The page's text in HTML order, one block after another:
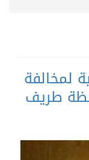
لمخالفة
طريف